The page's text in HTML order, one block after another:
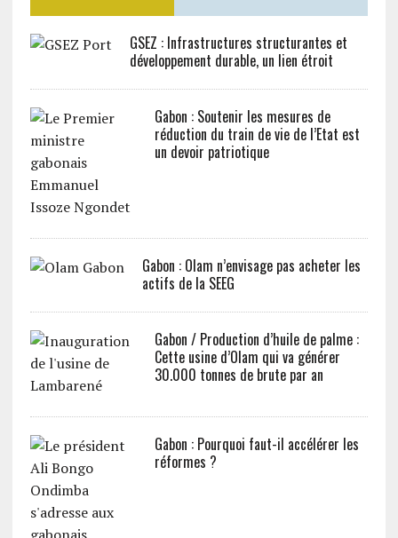
GSEZ : Infrastructures structurantes et
développement durable, un lien étroit
Gabon : Soutenir les mesures de
réduction du train de vie de l’Etat est
un devoir patriotique
Gabon : Olam n’envisage pas acheter les
actifs de la SEEG
Gabon / Production d’huile de palme :
Cette usine d’Olam qui va générer
30.000 tonnes de brute par an
Gabon : Pourquoi faut-il accélérer les
réformes ?